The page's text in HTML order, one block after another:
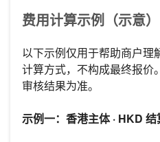
费用计算示例（示意）
以下示例仅用于帮助商户理
计算方式，不构成最终报价
审核结果为准。
示例一：香港主体 · HKD